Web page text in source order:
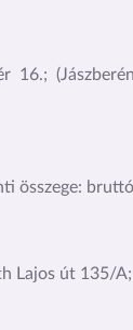
16.;
összege:
Lajos út 135/